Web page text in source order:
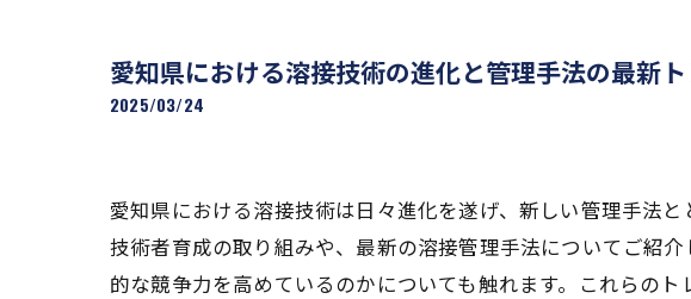
愛知県における溶接技術の進化と管理手法の最新
2025/03/24
愛知県における溶接技術は日々進化を遂げ、新しい管理手法
技術者育成の取り組みや、最新の溶接管理手法についてご紹
的な競争力を高めているのかについても触れます。これらの